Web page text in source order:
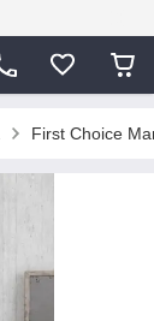
First Сhoice